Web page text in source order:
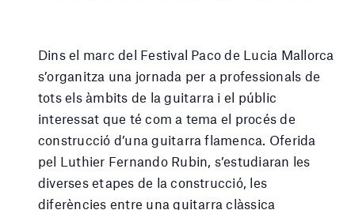
Dins el marc del Festival Paco de Lucia Mallorca
s’organitza una jornada per a professionals de
tots els àmbits de la guitarra i el públic
interessat que té com a tema el procés de
construcció d’una guitarra flamenca. Oferida
pel Luthier Fernando Rubin, s’estudiaran les
diverses etapes de la construcció, les
diferències entre una guitarra clàssica